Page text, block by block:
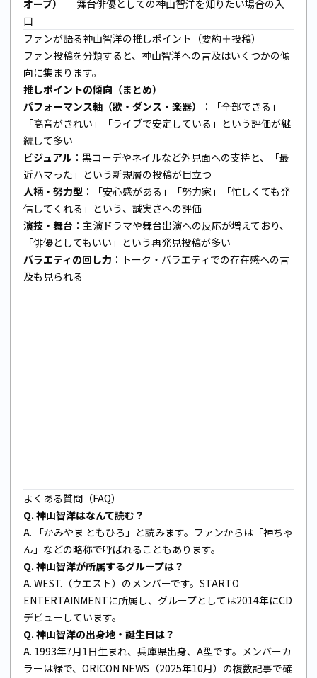
オーブ）
— 舞台俳優としての神山智洋を知りたい場合の入
口
ファンが語る神山智洋の推しポイント（要約＋投稿）
ファン投稿を分類すると、神山智洋への言及はいくつかの傾
向に集まります。
推しポイントの傾向（まとめ）
パフォーマンス軸（歌・ダンス・楽器）
：「全部できる」
「高音がきれい」「ライブで安定している」という評価が継
続して多い
ビジュアル ：黒コーデやネイルなど外見面への支持と、「最
近ハマった」という新規層の投稿が目立つ
人柄・努力型 ：「安心感がある」「努力家」「忙しくても発
信してくれる」という、誠実さへの評価
演技・舞台 ：主演ドラマや舞台出演への反応が増えており、
「俳優としてもいい」という再発見投稿が多い
バラエティの回し力 ：トーク・バラエティでの存在感への言
及も見られる
よくある質問（FAQ）
Q. 神山智洋はなんて読む？
A. 「かみやま ともひろ」と読みます。ファンからは「神ちゃ
ん」などの略称で呼ばれることもあります。
Q. 神山智洋が所属するグループは？
A. WEST.（ウエスト）のメンバーです。STARTO
ENTERTAINMENTに所属し、グループとしては2014年にCD
デビューしています。
Q. 神山智洋の出身地・誕生日は？
A. 1993年7月1日生まれ、兵庫県出身、A型です。メンバーカ
ラーは緑で、ORICON NEWS（2025年10月）の複数記事で確